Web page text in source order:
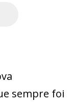
sempre foi